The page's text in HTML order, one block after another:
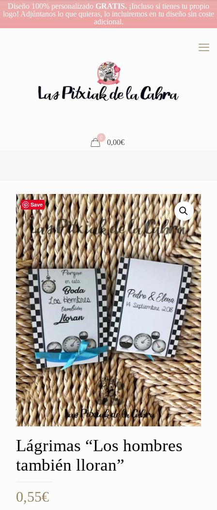
Diseño 100% personalizado GRATIS. ¡Incluso si tienes tu propio
logo! Adjúntanos lo que quieras, lo incluiremos en tu diseño sin coste
adicional.
0
0,00€
Save
Lágrimas “Los hombres
también lloran”
0,55€